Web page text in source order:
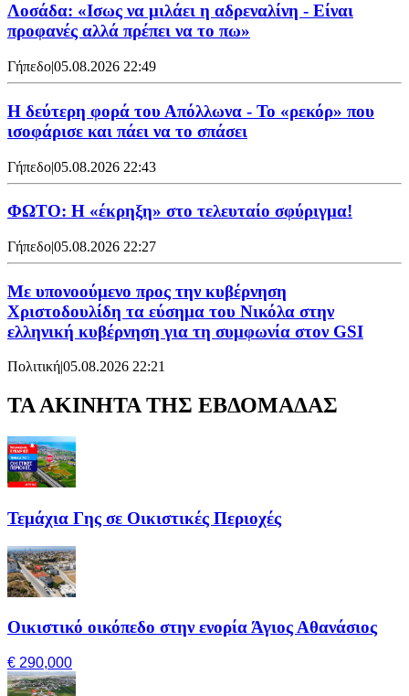
Λοσάδα: «Ισως να μιλάει η αδρεναλίνη - Είναι
προφανές αλλά πρέπει να το πω»
Γήπεδο|05.08.2026 22:49
Η δεύτερη φορά του Απόλλωνα - Το «ρεκόρ» που
ισοφάρισε και πάει να το σπάσει
Γήπεδο|05.08.2026 22:43
ΦΩΤΟ: Η «έκρηξη» στο τελευταίο σφύριγμα!
Γήπεδο|05.08.2026 22:27
Με υπονοούμενο προς την κυβέρνηση
Χριστοδουλίδη τα εύσημα του Νικόλα στην
ελληνική κυβέρνηση για τη συμφωνία στον GSI
Πολιτική|05.08.2026 22:21
ΤΑ ΑΚΙΝΗΤΑ ΤΗΣ ΕΒΔΟΜΑΔΑΣ
Τεμάχια Γης σε Οικιστικές Περιοχές
Οικιστικό οικόπεδο στην ενορία Άγιος Αθανάσιος
€ 290,000